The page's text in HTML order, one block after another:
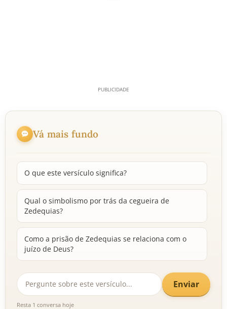
Vá mais fundo
O que este versículo significa?
Qual o simbolismo por trás da cegueira de
Zedequias?
Como a prisão de Zedequias se relaciona com o
juízo de Deus?
Enviar
Resta 1 conversa hoje